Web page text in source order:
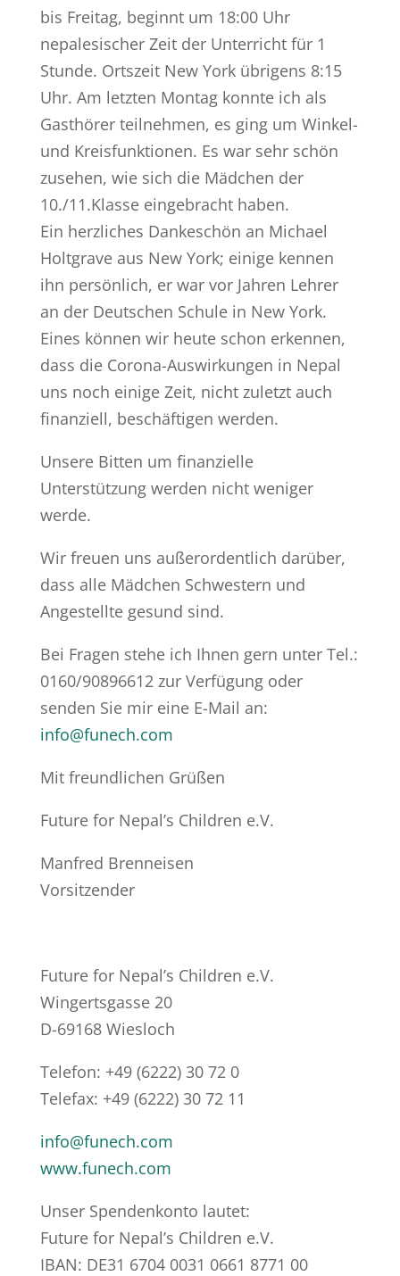
bis Freitag, beginnt um 18:00 Uhr
nepalesischer Zeit der Unterricht für 1
Stunde. Ortszeit New York übrigens 8:15
Uhr. Am letzten Montag konnte ich als
Gasthörer teilnehmen, es ging um Winkel-
und Kreisfunktionen. Es war sehr schön
zusehen, wie sich die Mädchen der
10./11.Klasse eingebracht haben.
Ein herzliches Dankeschön an Michael
Holtgrave aus New York; einige kennen
ihn persönlich, er war vor Jahren Lehrer
an der Deutschen Schule in New York.
Eines können wir heute schon erkennen,
dass die Corona-Auswirkungen in Nepal
uns noch einige Zeit, nicht zuletzt auch
finanziell, beschäftigen werden.
Unsere Bitten um finanzielle
Unterstützung werden nicht weniger
werde.
Wir freuen uns außerordentlich darüber,
dass alle Mädchen Schwestern und
Angestellte gesund sind.
Bei Fragen stehe ich Ihnen gern unter Tel.:
0160/90896612 zur Verfügung oder
senden Sie mir eine E-Mail an:
info@funech.com
Mit freundlichen Grüßen
Future for Nepal’s Children e.V.
Manfred Brenneisen
Vorsitzender
Future for Nepal’s Children e.V.
Wingertsgasse 20
D-69168 Wiesloch
Telefon: +49 (6222) 30 72 0
Telefax: +49 (6222) 30 72 11
info@funech.com
www.funech.com
Unser Spendenkonto lautet:
Future for Nepal’s Children e.V.
IBAN: DE31 6704 0031 0661 8771 00